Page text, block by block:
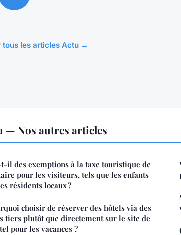
tous les articles Actu →
— Nos autres articles
t-il des exemptions à la taxe touristique de
pour les visiteurs, tels que les enfants
résidents locaux ?
choisir de réserver des hôtels via des
tiers plutôt que directement sur le site de
pour les vacances ?